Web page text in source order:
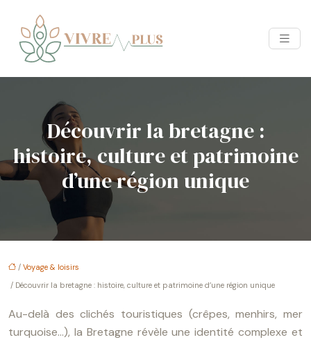
Découvrir la bretagne :
histoire, culture et patrimoine
d’une région unique
/ Voyage & loisirs
/ Découvrir la bretagne : histoire, culture et patrimoine d’une région unique
Au-delà des clichés touristiques (crêpes, menhirs, mer
turquoise…), la Bretagne révèle une identité complexe et